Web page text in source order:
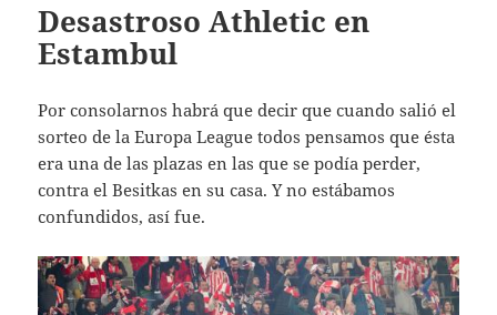
Desastroso Athletic en
Estambul
Por consolarnos habrá que decir que cuando salió el
sorteo de la Europa League todos pensamos que ésta
era una de las plazas en las que se podía perder,
contra el Besitkas en su casa. Y no estábamos
confundidos, así fue.